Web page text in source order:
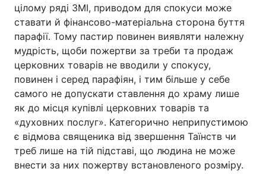
цілому ряді ЗМІ, приводом для спокуси може
ставати й фінансово-матеріальна сторона буття
парафії. Тому пастир повинен виявляти належну
мудрість, щоби пожертви за треби та продаж
церковних товарів не вводили у спокусу,
повинен і серед парафіян, і тим більше у себе
самого не допускати ставлення до храму лише
як до місця купівлі церковних товарів та
«духовних послуг». Категорично неприпустимою
є відмова священика від звершення Таїнств чи
треб лише на тій підставі, що людина не може
внести за них пожертву встановленого розміру.